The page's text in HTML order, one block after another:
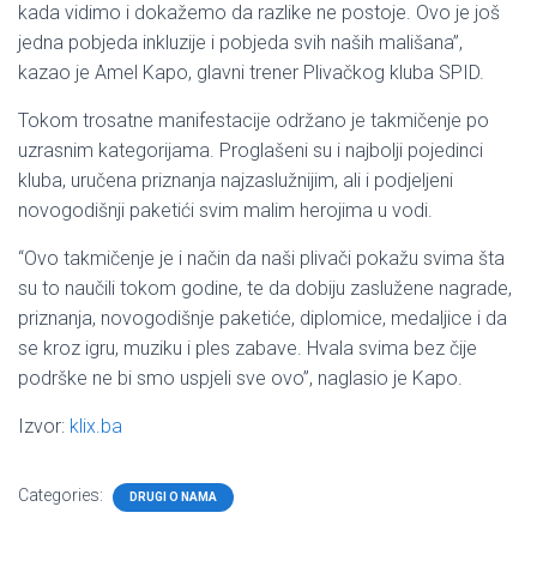
kada vidimo i dokažemo da razlike ne postoje. Ovo je još
jedna pobjeda inkluzije i pobjeda svih naših mališana”,
kazao je Amel Kapo, glavni trener Plivačkog kluba SPID.
Tokom trosatne manifestacije održano je takmičenje po
uzrasnim kategorijama. Proglašeni su i najbolji pojedinci
kluba, uručena priznanja najzaslužnijim, ali i podjeljeni
novogodišnji paketići svim malim herojima u vodi.
“Ovo takmičenje je i način da naši plivači pokažu svima šta
su to naučili tokom godine, te da dobiju zaslužene nagrade,
priznanja, novogodišnje paketiće, diplomice, medaljice i da
se kroz igru, muziku i ples zabave. Hvala svima bez čije
podrške ne bi smo uspjeli sve ovo”, naglasio je Kapo.
Izvor: klix.ba
Categories: DRUGI O NAMA